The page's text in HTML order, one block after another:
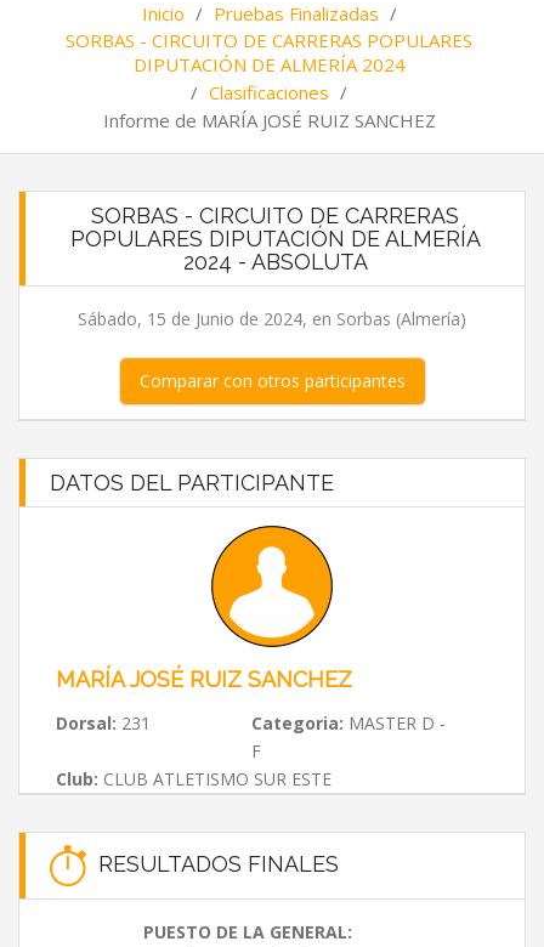
Inicio / Pruebas Finalizadas /
SORBAS - CIRCUITO DE CARRERAS POPULARES
DIPUTACIÓN DE ALMERÍA 2024
/ Clasificaciones /
Informe de MARÍA JOSÉ RUIZ SANCHEZ
SORBAS - CIRCUITO DE CARRERAS
POPULARES DIPUTACIÓN DE ALMERÍA
2024 - ABSOLUTA
Sábado, 15 de Junio de 2024, en Sorbas (Almería)
Comparar con otros participantes
DATOS DEL PARTICIPANTE
MARÍA JOSÉ RUIZ SANCHEZ
Dorsal: 231 Categoria: MASTER D -
F
Club: CLUB ATLETISMO SUR ESTE
RESULTADOS FINALES
PUESTO DE LA GENERAL: